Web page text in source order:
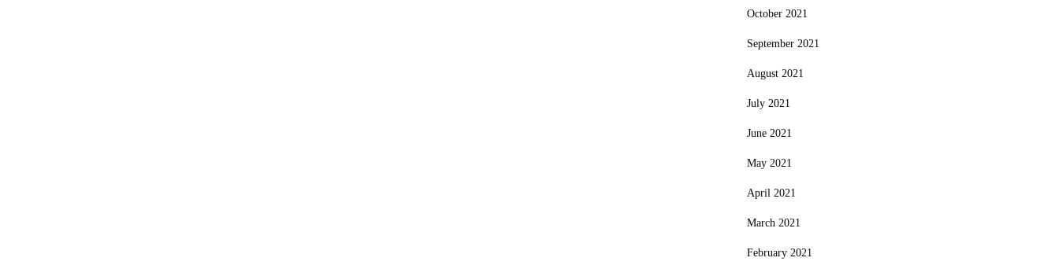
October 2021
September 2021
August 2021
July 2021
June 2021
May 2021
April 2021
March 2021
February 2021